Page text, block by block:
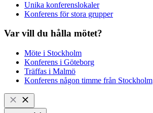
Unika konferenslokaler
Konferens för stora grupper
Var vill du hålla mötet?
Möte i Stockholm
Konferens i Göteborg
Träffas i Malmö
Konferens någon timme från Stockholm